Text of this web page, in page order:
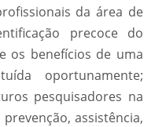
da área de
precoce do
os benefícios de uma
oportunamente;
pesquisadores na
assistência,